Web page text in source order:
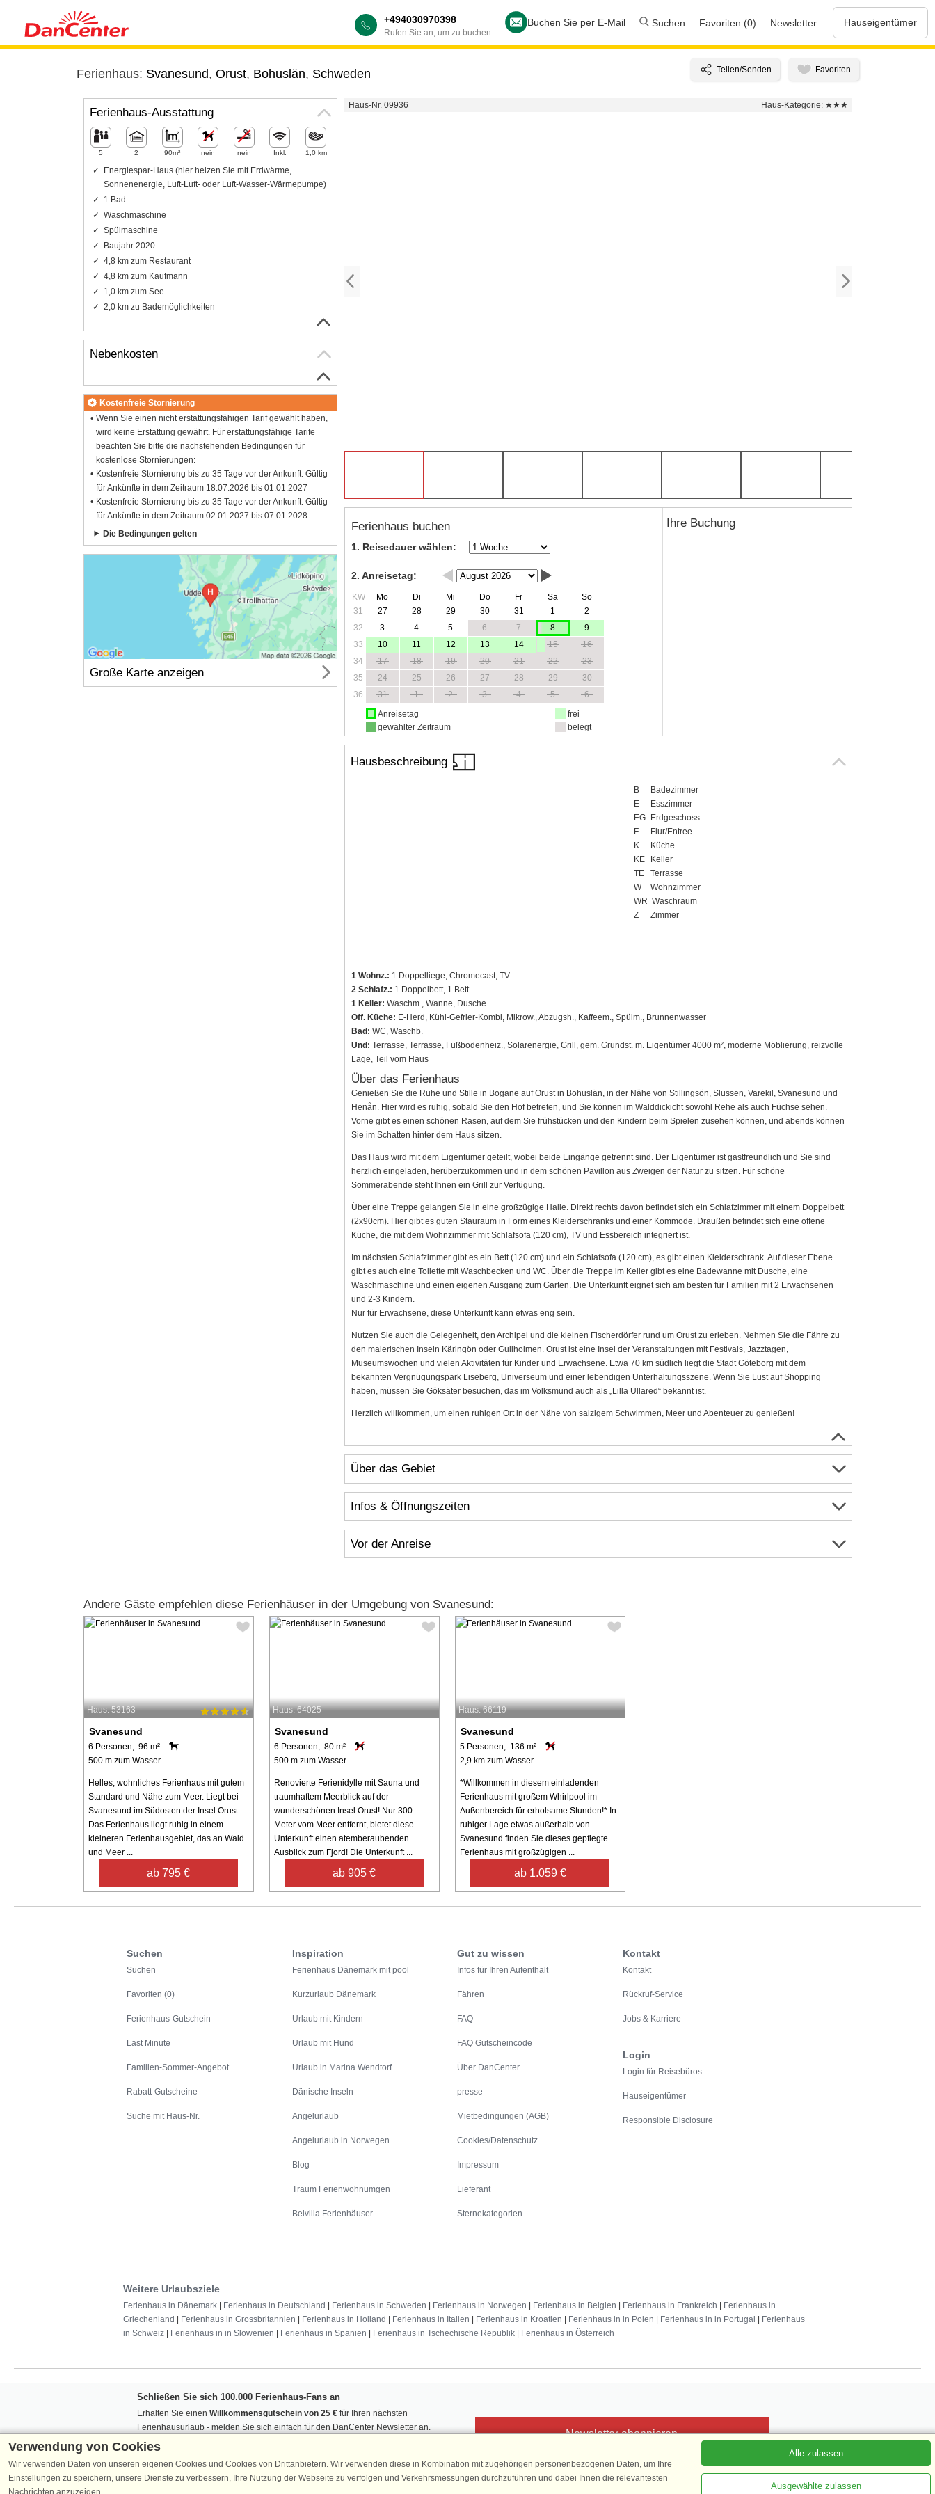
+494030970398
Rufen Sie an, um zu buchen
Buchen Sie per E-Mail Suchen Favoriten (0) Newsletter Hauseigentümer
Ferienhaus: Svanesund, Orust, Bohuslän, Schweden
Haus-Nr. 09936 Haus-Kategorie: ★★★
Ferienhaus buchen
1. Reisedauer wählen:
2. Anreisetag:
KW Mo Di Mi Do Fr Sa
So
31
27 28 29 30 31 1
2
32
3 4 5 6 7 8
9
33
10 11 12 13 14 15
16
34
17 18 19 20 21 22
23
35
24 25 26 27 28 29
30
36
31 1 2 3 4 5
6
Anreisetag
gewählter Zeitraum
frei
belegt
Ihre Buchung
Hausbeschreibung
B
Badezimmer
E
Esszimmer
EG
Erdgeschoss
F
Flur/Entree
K
Küche
KE
Keller
TE
Terrasse
W
Wohnzimmer
WR Waschraum
Z
Zimmer
1 Wohnz.: 1 Doppelliege, Chromecast, TV
2 Schlafz.: 1 Doppelbett, 1 Bett
1 Keller: Waschm., Wanne, Dusche
Off. Küche: E-Herd, Kühl-Gefrier-Kombi, Mikrow., Abzugsh., Kaffeem., Spülm., Brunnenwasser
Bad: WC, Waschb.
Und: Terrasse, Terrasse, Fußbodenheiz., Solarenergie, Grill, gem. Grundst. m. Eigentümer 4000 m², moderne Möblierung, reizvolle
Lage, Teil vom Haus
Über das Ferienhaus
Genießen Sie die Ruhe und Stille in Bogane auf Orust in Bohuslän, in der Nähe von Stillingsön, Slussen, Varekil, Svanesund und
Henån. Hier wird es ruhig, sobald Sie den Hof betreten, und Sie können im Walddickicht sowohl Rehe als auch Füchse sehen.
Vorne gibt es einen schönen Rasen, auf dem Sie frühstücken und den Kindern beim Spielen zusehen können, und abends können
Sie im Schatten hinter dem Haus sitzen.
Das Haus wird mit dem Eigentümer geteilt, wobei beide Eingänge getrennt sind. Der Eigentümer ist gastfreundlich und Sie sind
herzlich eingeladen, herüberzukommen und in dem schönen Pavillon aus Zweigen der Natur zu sitzen. Für schöne
Sommerabende steht Ihnen ein Grill zur Verfügung.
Über eine Treppe gelangen Sie in eine großzügige Halle. Direkt rechts davon befindet sich ein Schlafzimmer mit einem Doppelbett
(2x90cm). Hier gibt es guten Stauraum in Form eines Kleiderschranks und einer Kommode. Draußen befindet sich eine offene
Küche, die mit dem Wohnzimmer mit Schlafsofa (120 cm), TV und Essbereich integriert ist.
Im nächsten Schlafzimmer gibt es ein Bett (120 cm) und ein Schlafsofa (120 cm), es gibt einen Kleiderschrank. Auf dieser Ebene
gibt es auch eine Toilette mit Waschbecken und WC. Über die Treppe im Keller gibt es eine Badewanne mit Dusche, eine
Waschmaschine und einen eigenen Ausgang zum Garten. Die Unterkunft eignet sich am besten für Familien mit 2 Erwachsenen
und 2-3 Kindern.
Nur für Erwachsene, diese Unterkunft kann etwas eng sein.
Nutzen Sie auch die Gelegenheit, den Archipel und die kleinen Fischerdörfer rund um Orust zu erleben. Nehmen Sie die Fähre zu
den malerischen Inseln Käringön oder Gullholmen. Orust ist eine Insel der Veranstaltungen mit Festivals, Jazztagen,
Museumswochen und vielen Aktivitäten für Kinder und Erwachsene. Etwa 70 km südlich liegt die Stadt Göteborg mit dem
bekannten Vergnügungspark Liseberg, Universeum und einer lebendigen Unterhaltungsszene. Wenn Sie Lust auf Shopping
haben, müssen Sie Göksäter besuchen, das im Volksmund auch als „Lilla Ullared“ bekannt ist.
Herzlich willkommen, um einen ruhigen Ort in der Nähe von salzigem Schwimmen, Meer und Abenteuer zu genießen!
Über das Gebiet
Infos & Öffnungszeiten
Vor der Anreise
Ferienhaus-Ausstattung
5 2 90m² nein nein Inkl. 1,0 km
Energiespar-Haus (hier heizen Sie mit Erdwärme,
Sonnenenergie, Luft-Luft- oder Luft-Wasser-Wärmepumpe)
1 Bad
Waschmaschine
Spülmaschine
Baujahr 2020
4,8 km zum Restaurant
4,8 km zum Kaufmann
1,0 km zum See
2,0 km zu Bademöglichkeiten
Nebenkosten
Kostenfreie Stornierung
Wenn Sie einen nicht erstattungsfähigen Tarif gewählt haben,
wird keine Erstattung gewährt. Für erstattungsfähige Tarife
beachten Sie bitte die nachstehenden Bedingungen für
kostenlose Stornierungen:
Kostenfreie Stornierung bis zu 35 Tage vor der Ankunft. Gültig
für Ankünfte in dem Zeitraum 18.07.2026 bis 01.01.2027
Kostenfreie Stornierung bis zu 35 Tage vor der Ankunft. Gültig
für Ankünfte in dem Zeitraum 02.01.2027 bis 07.01.2028
Die Bedingungen gelten
Große Karte anzeigen
Andere Gäste empfehlen diese Ferienhäuser in der Umgebung von Svanesund:
Haus: 53163
Svanesund
6 Personen, 96 m²
500 m zum Wasser.
Helles, wohnliches Ferienhaus mit gutem
Standard und Nähe zum Meer. Liegt bei
Svanesund im Südosten der Insel Orust.
Das Ferienhaus liegt ruhig in einem
kleineren Ferienhausgebiet, das an Wald
und Meer ...
ab 795 €
Haus: 64025
Svanesund
6 Personen, 80 m²
500 m zum Wasser.
Renovierte Ferienidylle mit Sauna und
traumhaftem Meerblick auf der
wunderschönen Insel Orust! Nur 300
Meter vom Meer entfernt, bietet diese
Unterkunft einen atemberaubenden
Ausblick zum Fjord! Die Unterkunft ...
ab 905 €
Haus: 66119
Svanesund
5 Personen, 136 m²
2,9 km zum Wasser.
*Willkommen in diesem einladenden
Ferienhaus mit großem Whirlpool im
Außenbereich für erholsame Stunden!* In
ruhiger Lage etwas außerhalb von
Svanesund finden Sie dieses gepflegte
Ferienhaus mit großzügigen ...
ab 1.059 €
Suchen
Suchen
Favoriten (0)
Ferienhaus-Gutschein
Last Minute
Familien-Sommer-Angebot
Rabatt-Gutscheine
Suche mit Haus-Nr.
Inspiration
Ferienhaus Dänemark mit pool
Kurzurlaub Dänemark
Urlaub mit Kindern
Urlaub mit Hund
Urlaub in Marina Wendtorf
Dänische Inseln
Angelurlaub
Angelurlaub in Norwegen
Blog
Traum Ferienwohnumgen
Belvilla Ferienhäuser
Gut zu wissen
Infos für Ihren Aufenthalt
Fähren
FAQ
FAQ Gutscheincode
Über DanCenter
presse
Mietbedingungen (AGB)
Cookies/Datenschutz
Impressum
Lieferant
Sternekategorien
Kontakt
Kontakt
Rückruf-Service
Jobs & Karriere
Login
Login für Reisebüros
Hauseigentümer
Responsible Disclosure
Weitere Urlaubsziele
Ferienhaus in Dänemark Ferienhaus in Deutschland Ferienhaus in Schweden Ferienhaus in Norwegen Ferienhaus in Belgien Ferienhaus in Frankreich
Ferienhaus in
Griechenland
Ferienhaus in Grossbritannien Ferienhaus in Holland Ferienhaus in Italien Ferienhaus in Kroatien Ferienhaus in in Polen Ferienhaus in in Portugal
Ferienhaus
in Schweiz
Ferienhaus in in Slowenien Ferienhaus in Spanien Ferienhaus in Tschechische Republik Ferienhaus in Österreich
Schließen Sie sich 100.000 Ferienhaus-Fans an
Erhalten Sie einen Willkommensgutschein von 25 € für Ihren nächsten
Ferienhausurlaub - melden Sie sich einfach für den DanCenter Newsletter an.
Verpassen Sie nie wieder exklusive Angebote, Gewinnspiele und Urlaubstipps!
Newsletter abonnieren
Verwendung von Cookies
Wir verwenden Daten von unseren eigenen Cookies und Cookies von Drittanbietern. Wir verwenden diese in Kombination mit zugehörigen personenbezogenen Daten, um Ihre
Einstellungen zu speichern, unsere Dienste zu verbessern, Ihre Nutzung der Webseite zu verfolgen und Verkehrsmessungen durchzuführen und dabei Ihnen die relevantesten
Nachrichten anzuzeigen.
Alle zulassen
Ausgewählte zulassen